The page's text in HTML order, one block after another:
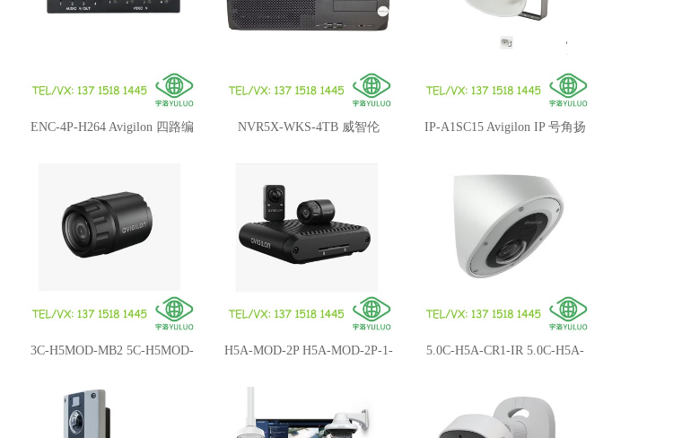
ENC-4P-H264 Avigilon 四路编 NVR5X-WKS-4TB 威智伦 IP-A1SC15 Avigilon IP 号角扬
3C-H5MOD-MB2 5C-H5MOD-
MB2 3C-H5MOD-RP4 分体网
络摄像机镜头
H5A-MOD-2P H5A-MOD-2P-1-
30 Avigilon 威智伦分体网络摄
像机主机
5.0C-H5A-CR1-IR 5.0C-H5A-
机Avigilon威智伦摄像机